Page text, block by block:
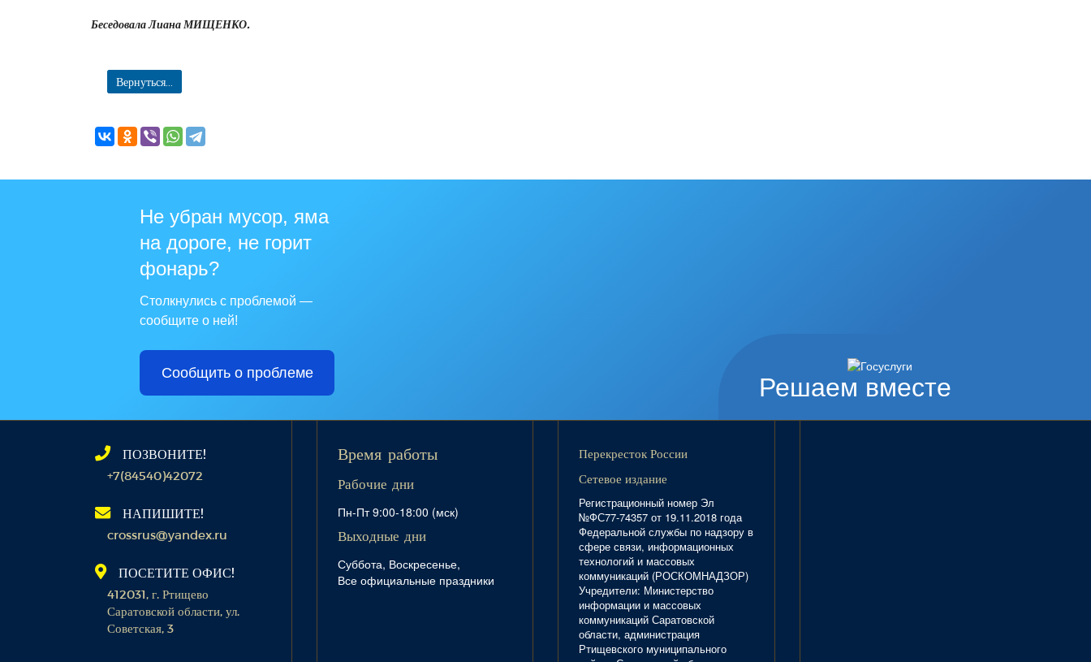
Беседовала Лиана МИЩЕНКО.
Вернуться...
Решаем вместе
Не убран мусор, яма
на дороге, не горит
фонарь?
Столкнулись с проблемой —
сообщите о ней!
Сообщить о проблеме
ПОЗВОНИТЕ!
+7(84540)42072
НАПИШИТЕ!
crossrus@yandex.ru
ПОСЕТИТЕ ОФИС!
412031, г. Ртищево
Саратовской области, ул.
Советская, 3
Время работы
Рабочие дни
Пн-Пт 9:00-18:00 (мск)
Выходные дни
Суббота, Воскресенье,
Все официальные праздники
Перекресток России
Сетевое издание
Регистрационный номер Эл
№ФС77-74357 от 19.11.2018 года
Федеральной службы по надзору в
сфере связи, информационных
технологий и массовых
коммуникаций (РОСКОМНАДЗОР)
Учредители: Министерство
информации и массовых
коммуникаций Саратовской
области, администрация
Ртищевского муниципального